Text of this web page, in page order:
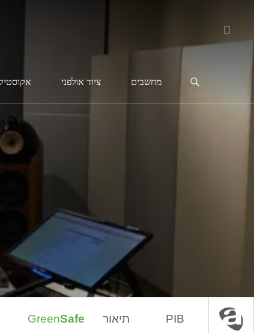
מחשבים ציוד אולפני
עמוד הבית אקוסטיקה לוחות אקוסטים PIB תיאור GreenSafe